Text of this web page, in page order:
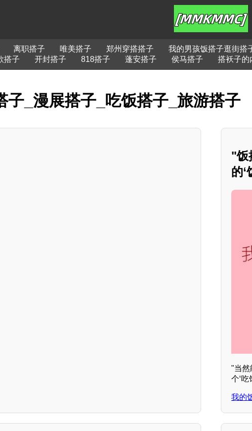
离职搭子 唯美搭子 郑州穿搭搭子 我的男孩饭搭子逛街搭
搭子 开封搭子 818搭子 蓬安搭子 侯马搭子 搭袄子的
子_漫展搭子_吃饭搭子_旅游搭子
"饭
的
"当然
个‘
我的